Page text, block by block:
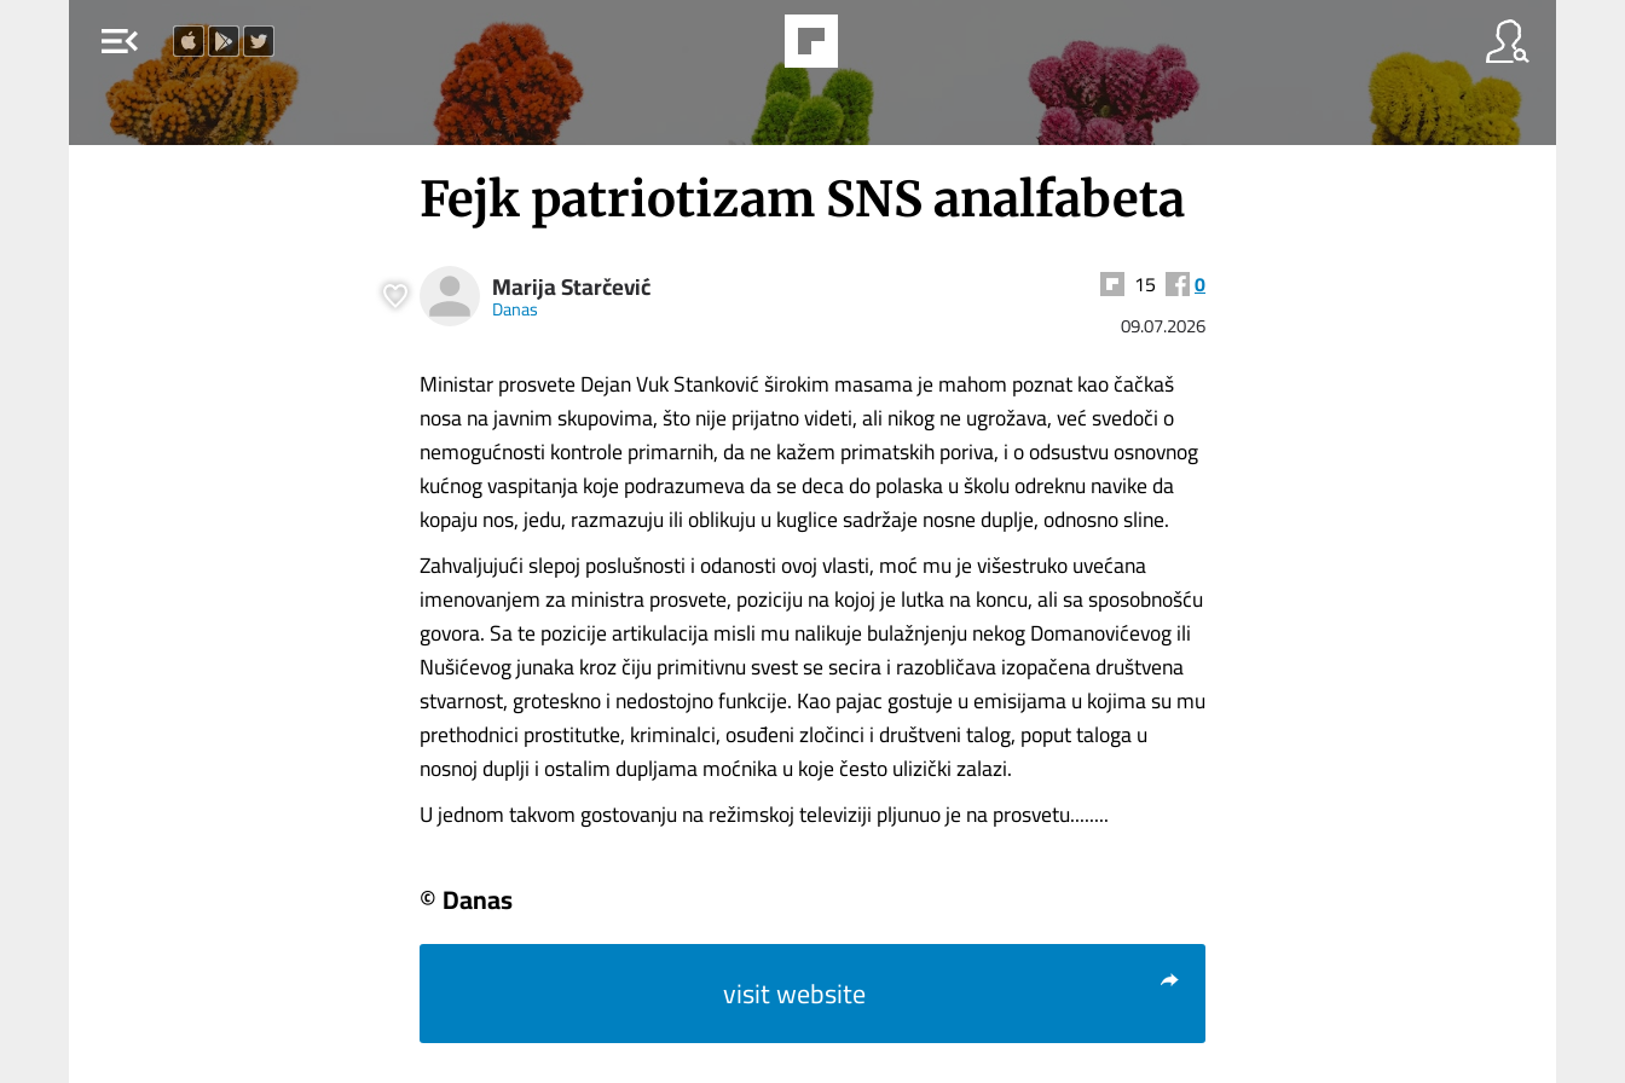
menu_open
Fejk patriotizam SNS analfabeta
Marija Starčević
Danas
15 0
09.07.2026
Ministar prosvete Dejan Vuk Stanković širokim masama je mahom poznat kao čačkaš
nosa na javnim skupovima, što nije prijatno videti, ali nikog ne ugrožava, već svedoči o
nemogućnosti kontrole primarnih, da ne kažem primatskih poriva, i o odsustvu osnovnog
kućnog vaspitanja koje podrazumeva da se deca do polaska u školu odreknu navike da
kopaju nos, jedu, razmazuju ili oblikuju u kuglice sadržaje nosne duplje, odnosno sline.
Zahvaljujući slepoj poslušnosti i odanosti ovoj vlasti, moć mu je višestruko uvećana
imenovanjem za ministra prosvete, poziciju na kojoj je lutka na koncu, ali sa sposobnošću
govora. Sa te pozicije artikulacija misli mu nalikuje bulažnjenju nekog Domanovićevog ili
Nušićevog junaka kroz čiju primitivnu svest se secira i razobličava izopačena društvena
stvarnost, groteskno i nedostojno funkcije. Kao pajac gostuje u emisijama u kojima su mu
prethodnici prostitutke, kriminalci, osuđeni zločinci i društveni talog, poput taloga u
nosnoj duplji i ostalim dupljama moćnika u koje često ulizički zalazi.
U jednom takvom gostovanju na režimskoj televiziji pljunuo je na prosvetu........
© Danas
visit website